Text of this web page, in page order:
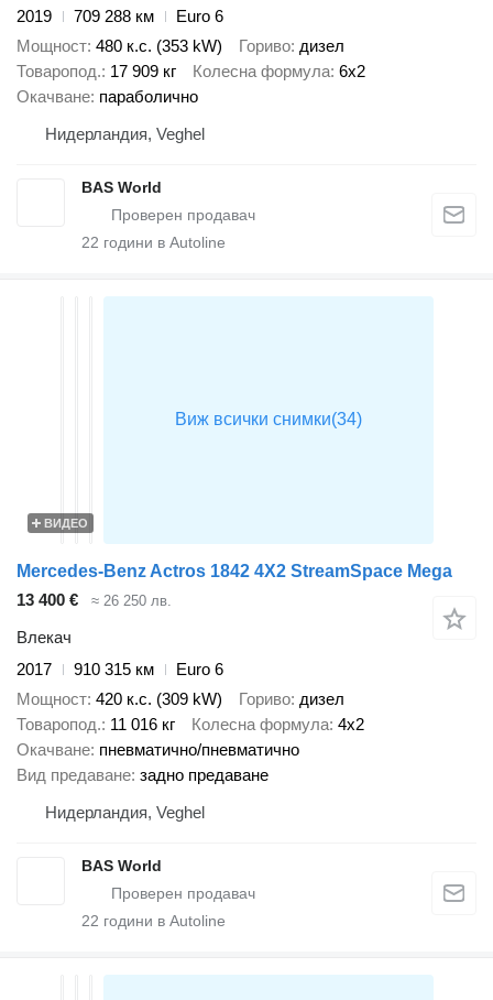
2019 709 288 км
Euro 6
Мощност 480 к.с. (353 kW) Гориво дизел
Товаропод. 17 909 кг Колесна формула 6x2
Окачване параболично
Нидерландия, Veghel
BAS World
22 години в Autoline
ВИДЕО
Mercedes-Benz Actros 1842 4X2 StreamSpace Mega
13 400 €
≈ 26 250 лв.
Влекач
2017
910 315 км
Euro 6
Мощност 420 к.с. (309 kW) Гориво дизел
Товаропод. 11 016 кг Колесна формула 4x2
Окачване пневматично/пневматично
Вид предаване задно предаване
Нидерландия, Veghel
BAS World
22 години в Autoline